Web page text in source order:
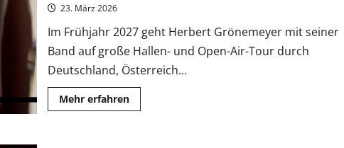
23. März 2026
Im Frühjahr 2027 geht Herbert Grönemeyer mit seiner
Band auf große Hallen- und Open-Air-Tour durch
Deutschland, Österreich...
Mehr erfahrenMehr
Informationen